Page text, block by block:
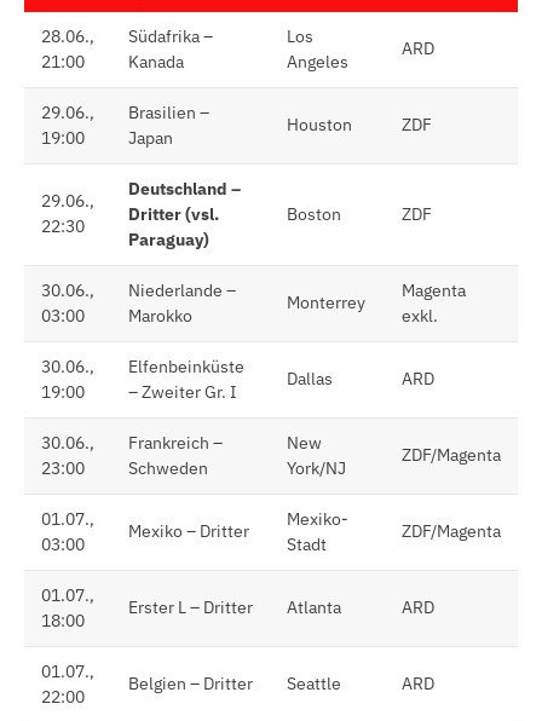
28.06.,
21:00
Südafrika –
Kanada
Los
Angeles
ARD
29.06.,
19:00
Brasilien –
Japan
Houston ZDF
29.06.,
22:30
Deutschland –
Dritter (vsl.
Paraguay)
Boston ZDF
30.06.,
03:00
Niederlande –
Marokko
Monterrey
Magenta
exkl.
30.06.,
19:00
Elfenbeinküste
– Zweiter Gr. I
Dallas ARD
30.06.,
23:00
Frankreich –
Schweden
New
York/NJ
ZDF/Magenta
01.07.,
03:00
Mexiko – Dritter
Mexiko-
Stadt
ZDF/Magenta
01.07.,
18:00
Erster L – Dritter Atlanta ARD
01.07.,
22:00
Belgien – Dritter Seattle ARD